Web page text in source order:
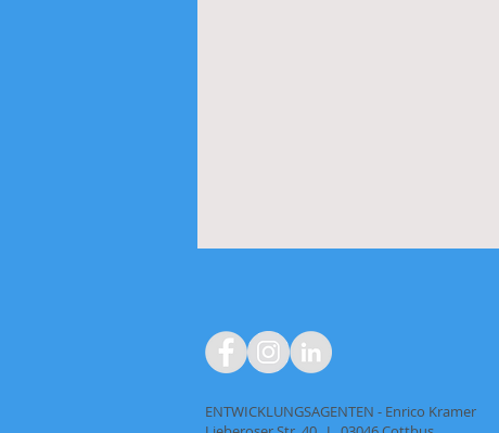
ENTWICKLUNGSAGENTEN - Enrico Kramer